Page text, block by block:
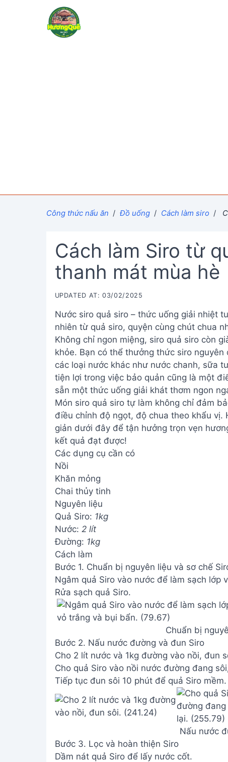
Công thức nấu ăn / Đồ uống / Cách làm siro /
Cách làm Siro từ
thanh mát mùa hè
UPDATED AT: 03/02/2025
Nước siro quả siro – thức uống giải nhiệt
nhiên từ quả siro, quyện cùng chút chua
Không chỉ ngon miệng, siro quả siro còn
khỏe. Bạn có thể thưởng thức siro
các loại nước khác như nước chanh, sữa
tiện lợi trong việc bảo quản cũng là một
sẵn một thức uống giải khát thơm ngon
Món siro quả siro tự làm không chỉ đảm
điều chỉnh độ ngọt, độ chua theo khẩu
giản dưới đây để tận hưởng trọn vẹn
kết quả đạt được!
Các dụng cụ cần có
Nồi
Khăn mỏng
Chai thủy tinh
Nguyên liệu
Quả Siro: 1kg
Nước: 2 lít
Đường: 1kg
Cách làm
Bước 1. Chuẩn bị nguyên liệu và sơ chế
Ngâm quả Siro vào nước để làm sạch lớp
Rửa sạch quả Siro.
Chuẩn bị
Bước 2. Nấu nước đường và đun Siro
Cho 2 lít nước và 1kg đường vào nồi, đun
Cho quả Siro vào nồi nước đường đang
Tiếp tục đun sôi 10 phút để quả Siro mềm.
Nấu nước
Bước 3. Lọc và hoàn thiện Siro
Dầm nát quả Siro để lấy nước cốt.